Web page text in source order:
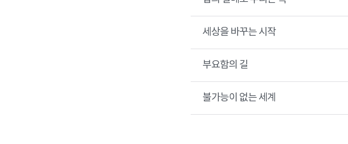
세상을 바꾸는 시작
부요함의 길
불가능이 없는 세계